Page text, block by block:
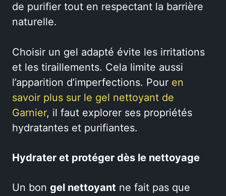
de purifier tout en respectant la barrière
naturelle.
Choisir un gel adapté évite les irritations
et les tiraillements. Cela limite aussi
l’apparition d’imperfections. Pour en
savoir plus sur le gel nettoyant de
Garnier, il faut explorer ses propriétés
hydratantes et purifiantes.
Hydrater et protéger dès le nettoyage
Un bon gel nettoyant ne fait pas que